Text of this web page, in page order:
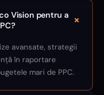
Vision pentru a +
avansate, strategii
în raportare
mari de PPC.